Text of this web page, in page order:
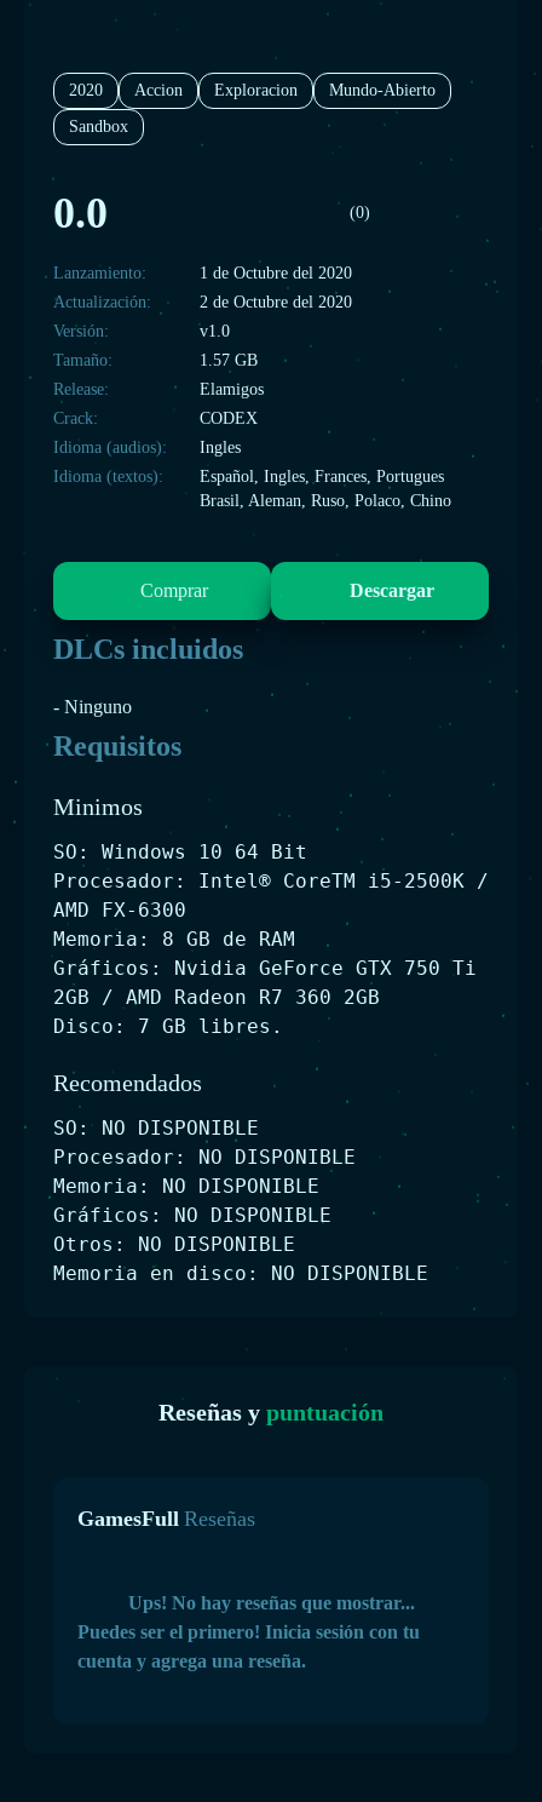
para proporcionarles comida, pozos de agua y pelotas de yoga
Incluso cintas de correr y paneles solares para generar energía
para bobinas Tesla y cercas eléctricas, como verá rápidamente,
necesitan protección ...
2020 Accion Exploracion
Mundo-Abierto
Sandbox
0.0 (0)
Lanzamiento:
1 de Octubre del 2020
Actualización:
2 de Octubre del 2020
Versión:
v1.0
Tamaño:
1.57 GB
Release:
Elamigos
Crack:
CODEX
Idioma (audios):
Ingles
Idioma (textos):
Español, Ingles, Frances, Portugues
Brasil, Aleman, Ruso, Polaco, Chino
Comprar Descargar
DLCs incluidos
- Ninguno
Requisitos
Minimos
SO: Windows 10 64 Bit
Procesador: Intel® CoreTM i5-2500K /
AMD FX-6300
Memoria: 8 GB de RAM
Gráficos: Nvidia GeForce GTX 750 Ti
2GB / AMD Radeon R7 360 2GB
Disco: 7 GB libres.
Recomendados
SO: NO DISPONIBLE
Procesador: NO DISPONIBLE
Memoria: NO DISPONIBLE
Gráficos: NO DISPONIBLE
Otros: NO DISPONIBLE
Memoria en disco: NO DISPONIBLE
Reseñas y puntuación
GamesFull Reseñas
Ups! No hay reseñas que mostrar...
Puedes ser el primero! Inicia sesión con tu
cuenta y agrega una reseña.